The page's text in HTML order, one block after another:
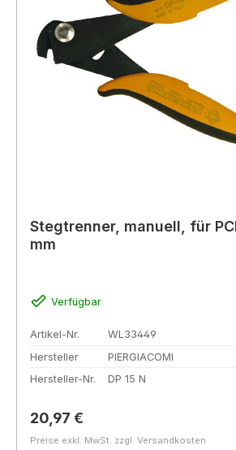
Stegtrenner, manuell, für
mm
Verfügbar
Artikel-Nr.
WL33449
Hersteller
PIERGIACOMI
Hersteller-Nr.
DP 15 N
Regulärer Preis:
20,97 €
Preise exkl. MwSt. zzgl. Versandkosten